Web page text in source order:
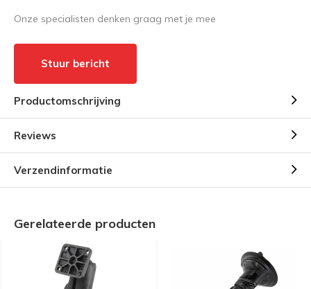
Onze specialisten denken graag met je mee
Stuur bericht
Productomschrijving
Reviews
Verzendinformatie
Gerelateerde producten